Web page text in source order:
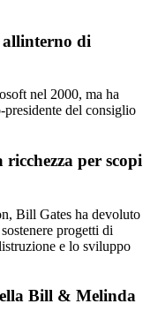
di
nel 2000, ma ha
del consiglio
per scopi
Bill Gates ha devoluto
progetti di
e lo sviluppo
Bill & Melinda